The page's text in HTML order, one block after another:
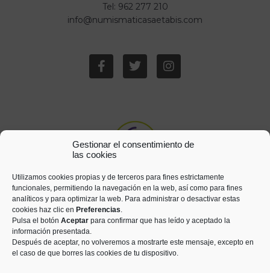
Gestionar el consentimiento de
las cookies
Utilizamos cookies propias y de terceros para fines estrictamente
funcionales, permitiendo la navegación en la web, así como para fines
analíticos y para optimizar la web. Para administrar o desactivar estas
cookies haz clic en Preferencias.
Pulsa el botón Aceptar para confirmar que has leído y aceptado la
información presentada.
Después de aceptar, no volveremos a mostrarte este mensaje, excepto en
el caso de que borres las cookies de tu dispositivo.
Tel: 962 277 210
info@numismaticasaetabis.com